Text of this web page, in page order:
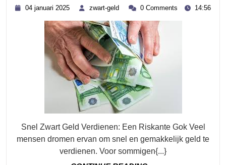
04 januari 2025
2025
zwart-geld
zwart- 0 Comments 14:56
Snel Zwart Geld Verdienen: Een Riskante Gok Veel
mensen dromen ervan om snel en gemakkelijk geld te
verdienen. Voor sommigen{...}